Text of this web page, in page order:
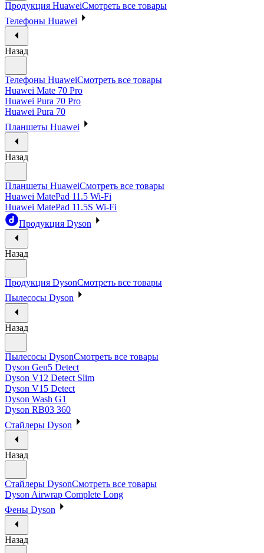
Продукция HuaweiСмотреть все товары
Телефоны Huawei
Назад
Телефоны HuaweiСмотреть все товары
Huawei Mate 70 Pro
Huawei Pura 70 Pro
Huawei Pura 70
Планшеты Huawei
Назад
Планшеты HuaweiСмотреть все товары
Huawei MatePad 11.5 Wi-Fi
Huawei MatePad 11.5S Wi-Fi
Продукция Dyson
Назад
Продукция DysonСмотреть все товары
Пылесосы Dyson
Назад
Пылесосы DysonСмотреть все товары
Dyson Gen5 Detect
Dyson V12 Detect Slim
Dyson V15 Detect
Dyson Wash G1
Dyson RB03 360
Стайлеры Dyson
Назад
Стайлеры DysonСмотреть все товары
Dyson Airwrap Complete Long
Фены Dyson
Назад